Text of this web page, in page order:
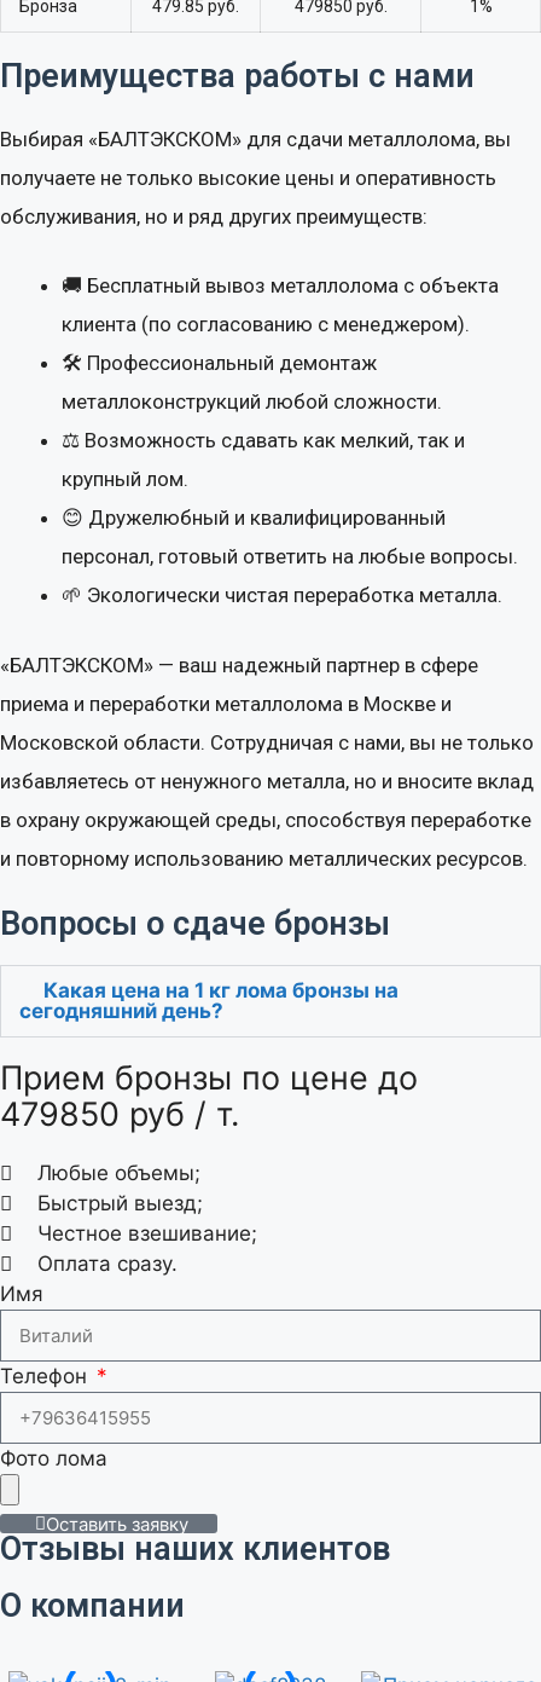
Бронза 479.85 руб. 479850 руб. 1%
Преимущества работы с нами
Выбирая «БАЛТЭКСКОМ» для сдачи металлолома, вы
получаете не только высокие цены и оперативность
обслуживания, но и ряд других преимуществ:
🚚 Бесплатный вывоз металлолома с объекта
клиента (по согласованию с менеджером).
🛠 Профессиональный демонтаж
металлоконструкций любой сложности.
⚖ Возможность сдавать как мелкий, так и
крупный лом.
😊 Дружелюбный и квалифицированный
персонал, готовый ответить на любые вопросы.
🌱 Экологически чистая переработка металла.
«БАЛТЭКСКОМ» — ваш надежный партнер в сфере
приема и переработки металлолома в Москве и
Московской области. Сотрудничая с нами, вы не только
избавляетесь от ненужного металла, но и вносите вклад
в охрану окружающей среды, способствуя переработке
и повторному использованию металлических ресурсов.
Вопросы о сдаче бронзы
Какая цена на 1 кг лома бронзы на
сегодняшний день?
Прием бронзы по цене до
479850 руб / т.
Любые объемы;
Быстрый выезд;
Честное взешивание;
Оплата сразу.
Имя
Телефон
Фото лома
Оставить заявку
Отзывы наших клиентов
О компании
Объем лома (в килограммах)
1000